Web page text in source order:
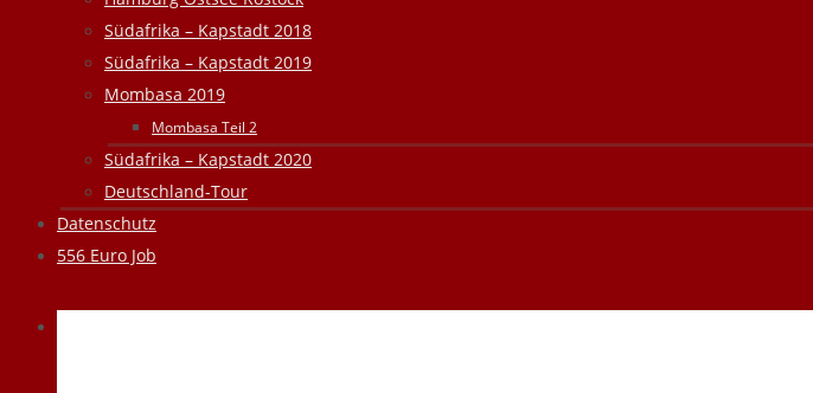
Südafrika – Kapstadt 2018
Südafrika – Kapstadt 2019
Mombasa 2019
Mombasa Teil 2
Südafrika – Kapstadt 2020
Deutschland-Tour
Datenschutz
556 Euro Job